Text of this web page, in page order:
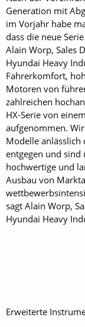
Generation mit
im Vorjahr habe
dass die neue
Alain Worp, Sales
Hyundai Heavy
Fahrerkomfort,
Motoren von
zahlreichen
HX-Serie von
aufgenommen.
Modelle
entgegen und sind
hochwertige und
Ausbau von
sagt Alain Worp,
Hyundai Heavy
Erweiterte